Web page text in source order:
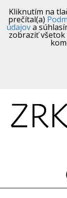
Kliknutím na
prečítal(a)
údajova
zobraziť všetok